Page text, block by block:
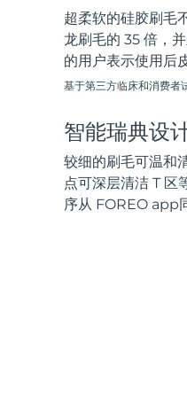
超柔软的硅胶刷毛
龙刷毛的 35 倍，
的用户表示使用后
基于第三方临床和消费者
智能瑞典设
较细的刷毛可温和
点可深层清洁 T 区
序从 FOREO app